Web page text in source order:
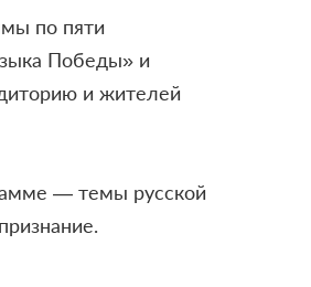
по пяти
Победы» и
и жителей
— темы русской